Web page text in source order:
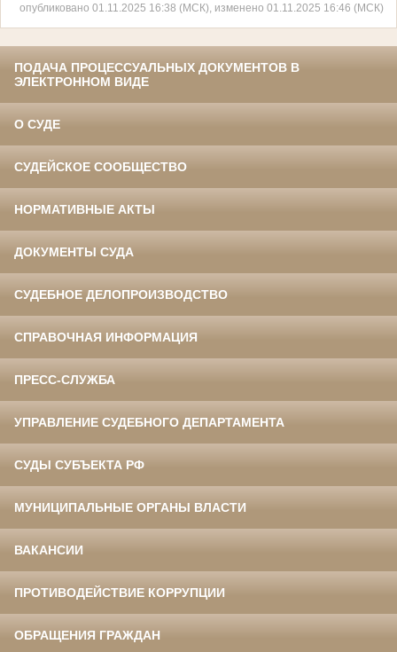
опубликовано 01.11.2025 16:38 (МСК), изменено 01.11.2025 16:46 (МСК)
ПОДАЧА ПРОЦЕССУАЛЬНЫХ ДОКУМЕНТОВ В
ЭЛЕКТРОННОМ ВИДЕ
О СУДЕ
СУДЕЙСКОЕ СООБЩЕСТВО
НОРМАТИВНЫЕ АКТЫ
ДОКУМЕНТЫ СУДА
СУДЕБНОЕ ДЕЛОПРОИЗВОДСТВО
СПРАВОЧНАЯ ИНФОРМАЦИЯ
ПРЕСС-СЛУЖБА
УПРАВЛЕНИЕ СУДЕБНОГО ДЕПАРТАМЕНТА
СУДЫ СУБЪЕКТА РФ
МУНИЦИПАЛЬНЫЕ ОРГАНЫ ВЛАСТИ
ВАКАНСИИ
ПРОТИВОДЕЙСТВИЕ КОРРУПЦИИ
ОБРАЩЕНИЯ ГРАЖДАН